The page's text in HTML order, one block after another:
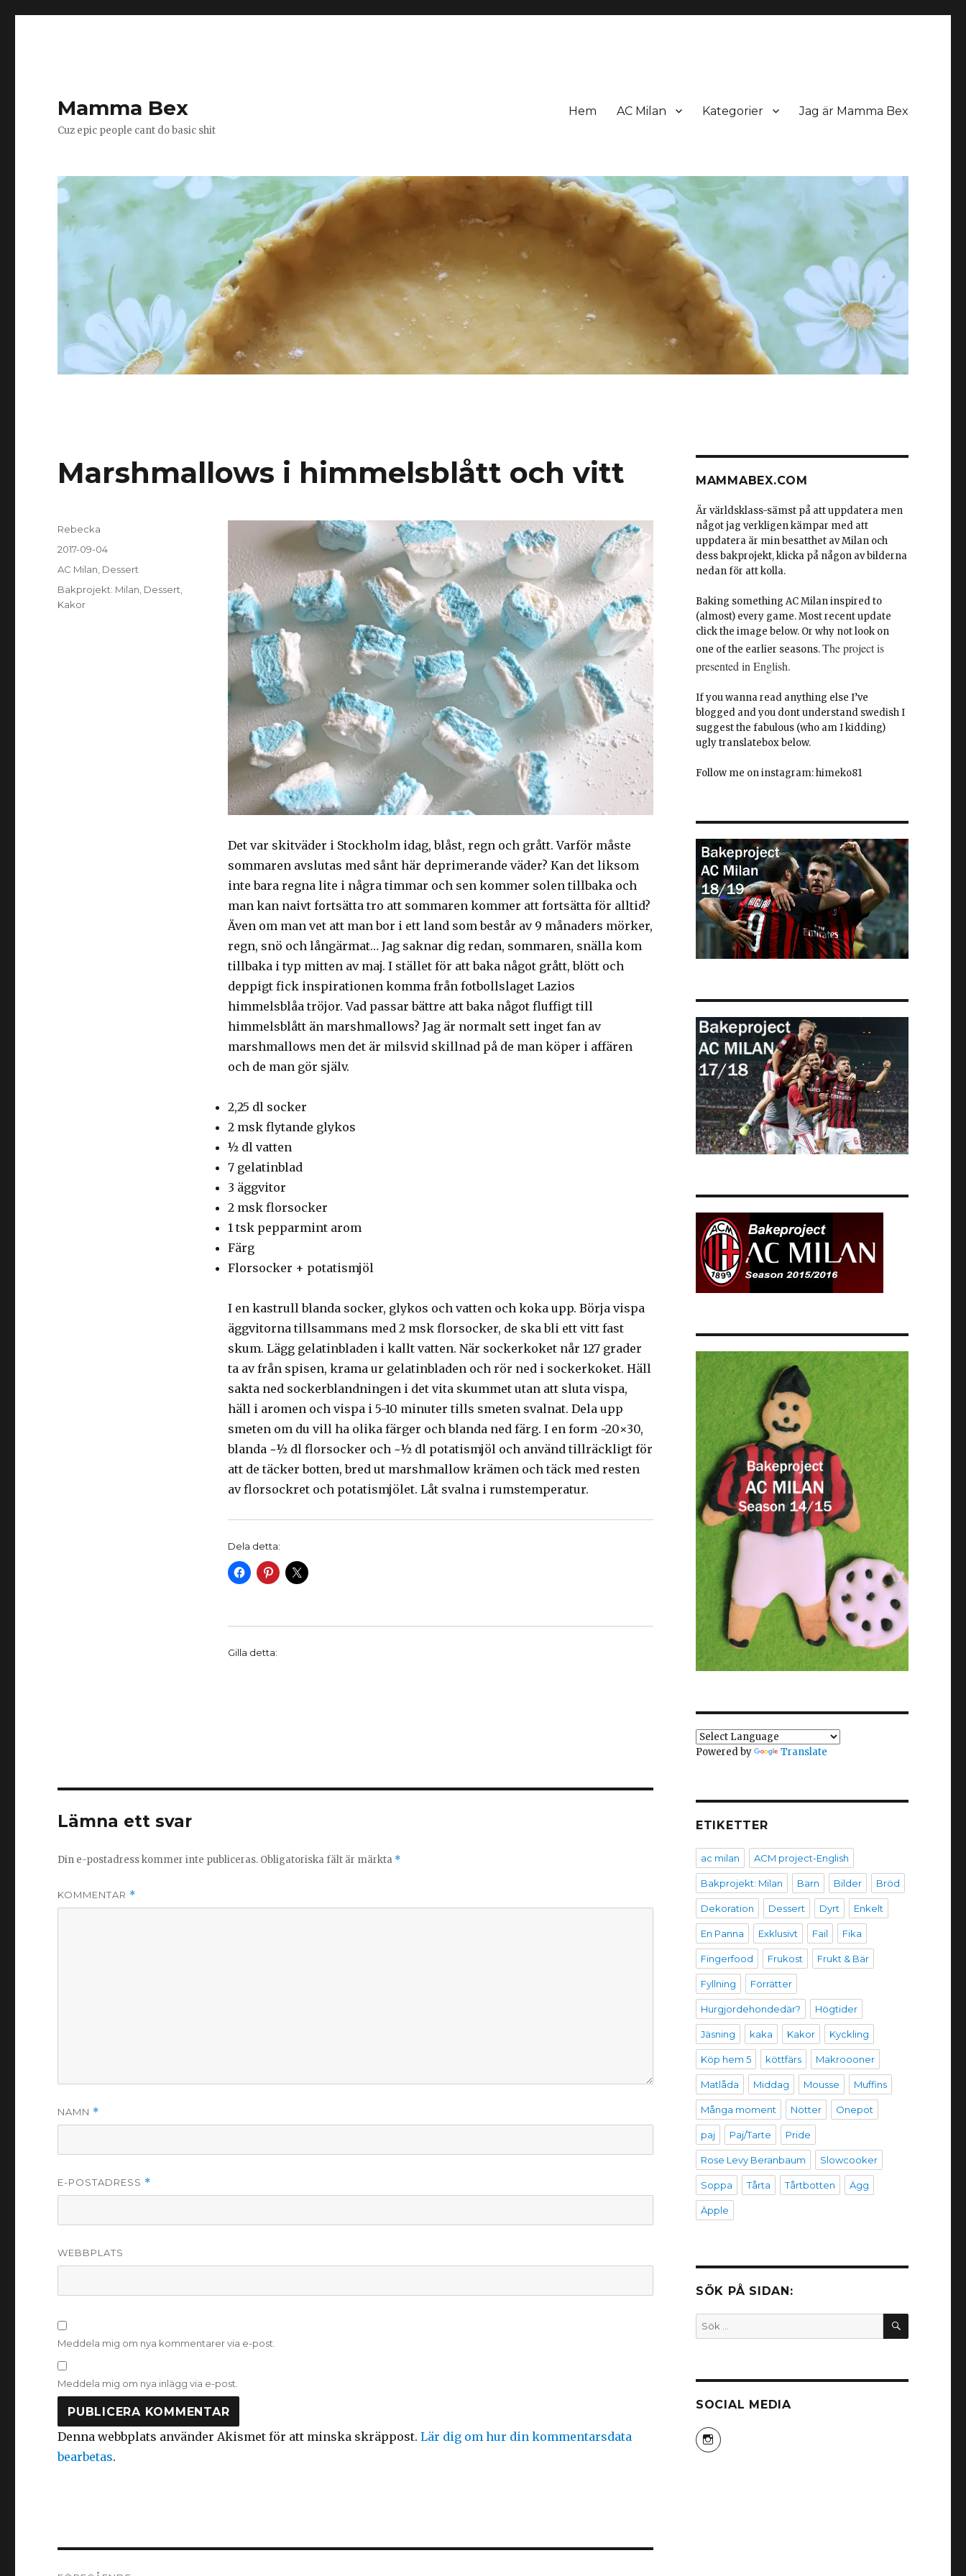
Mamma Bex
Cuz epic people cant do basic shit
Hem AC Milan Kategorier Jag är Mamma Bex
Marshmallows i himmelsblått och vitt
Det var skitväder i Stockholm idag, blåst, regn och grått. Varför måste
sommaren avslutas med sånt här deprimerande väder? Kan det liksom
inte bara regna lite i några timmar och sen kommer solen tillbaka och
man kan naivt fortsätta tro att sommaren kommer att fortsätta för alltid?
Även om man vet att man bor i ett land som består av 9 månaders mörker,
regn, snö och långärmat… Jag saknar dig redan, sommaren, snälla kom
tillbaka i typ mitten av maj. I stället för att baka något grått, blött och
deppigt fick inspirationen komma från fotbollslaget Lazios
himmelsblåa tröjor. Vad passar bättre att baka något fluffigt till
himmelsblått än marshmallows? Jag är normalt sett inget fan av
marshmallows men det är milsvid skillnad på de man köper i affären
och de man gör själv.
2,25 dl socker
2 msk flytande glykos
½ dl vatten
7 gelatinblad
3 äggvitor
2 msk florsocker
1 tsk pepparmint arom
Färg
Florsocker + potatismjöl
I en kastrull blanda socker, glykos och vatten och koka upp. Börja vispa
äggvitorna tillsammans med 2 msk florsocker, de ska bli ett vitt fast
skum. Lägg gelatinbladen i kallt vatten. När sockerkoket når 127 grader
ta av från spisen, krama ur gelatinbladen och rör ned i sockerkoket. Häll
sakta ned sockerblandningen i det vita skummet utan att sluta vispa,
häll i aromen och vispa i 5-10 minuter tills smeten svalnat. Dela upp
smeten om du vill ha olika färger och blanda ned färg. I en form ~20×30,
blanda ~½ dl florsocker och ~½ dl potatismjöl och använd tillräckligt för
att de täcker botten, bred ut marshmallow krämen och täck med resten
av florsockret och potatismjölet. Låt svalna i rumstemperatur.
Dela detta:
Gilla detta:
Författare
Rebecka
Publicerat
2017-09-04
Kategorier
AC Milan Dessert
Etiketter
Bakprojekt: Milan Dessert
Kakor
Lämna ett svar
Din e-postadress kommer inte publiceras. Obligatoriska fält är märkta *
KOMMENTAR *
NAMN *
E-POSTADRESS *
WEBBPLATS
Meddela mig om nya kommentarer via e-post.
Meddela mig om nya inlägg via e-post.
Denna webbplats använder Akismet för att minska skräppost.Lär dig om hur din kommentarsdata
bearbetas.
MAMMABEX.COM
Är världsklass-sämst på att uppdatera men
något jag verkligen kämpar med att
uppdatera är min besatthet av Milan och
dess bakprojekt, klicka på någon av bilderna
nedan för att kolla.
Baking something AC Milan inspired to
(almost) every game. Most recent update
click the image below. Or why not look on
one of the earlier seasons.The project is
presented in English.
If you wanna read anything else I’ve
blogged and you dont understand swedish I
suggest the fabulous (who am I kidding)
ugly translatebox below.
Follow me on instagram: himeko81
Powered by Translate
ETIKETTER
ac milan ACM project-English
Bakprojekt: Milan Barn Bilder Bröd
Dekoration Dessert Dyrt Enkelt
En Panna Exklusivt Fail Fika
Fingerfood Frukost Frukt & Bär
Fyllning Förrätter
Hurgjordehondedär? Högtider
Jäsning kaka Kakor Kyckling
Köp hem 5 köttfärs Makroooner
Matlåda Middag Mousse Muffins
Många moment Nötter Onepot
paj Paj/Tarte Pride
Rose Levy Beranbaum Slowcooker
Soppa Tårta Tårtbotten Ägg
Äpple
SÖK PÅ SIDAN:
Sök
efter:
SÖK
SOCIAL MEDIA
Visa
himeko81s
profil